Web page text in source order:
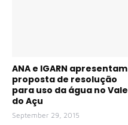
ANA e IGARN apresentam
proposta de resolução
para uso da água no Vale
do Açu
September 29, 2015